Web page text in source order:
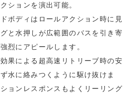
ションを演出可能。
ボディはロールアクション時に見
と水押しが広範囲のバスを引き寄
烈にアピールします。
果による超高速リトリーブ時の安
水に絡みつくように駆け抜けま
ョンレスポンスもよくリーリング